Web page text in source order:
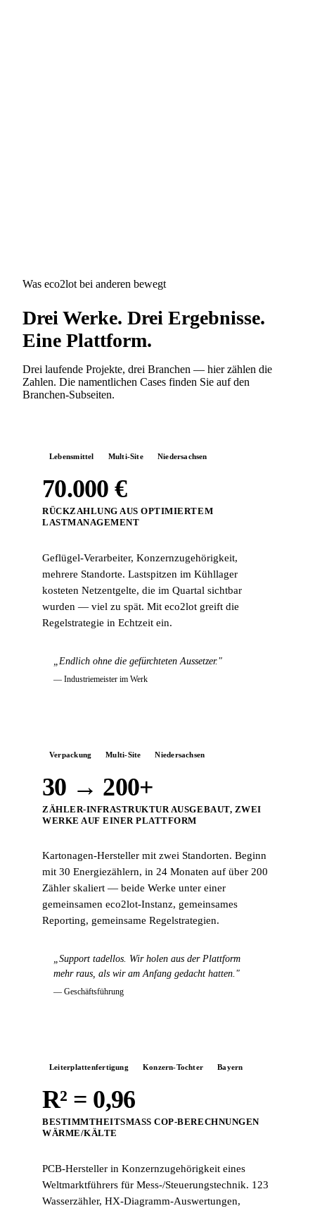
Was eco2lot bei anderen bewegt
Drei Werke. Drei Ergebnisse.
Eine Plattform.
Drei laufende Projekte, drei Branchen — hier zählen die
Zahlen. Die namentlichen Cases finden Sie auf den
Branchen-Subseiten.
Lebensmittel Multi-Site Niedersachsen
70.000 €
RÜCKZAHLUNG AUS OPTIMIERTEM
LASTMANAGEMENT
Geflügel-Verarbeiter, Konzernzugehörigkeit,
mehrere Standorte. Lastspitzen im Kühllager
kosteten Netzentgelte, die im Quartal sichtbar
wurden — viel zu spät. Mit eco2lot greift die
Regelstrategie in Echtzeit ein.
„Endlich ohne die gefürchteten Aussetzer."
— Industriemeister im Werk
Verpackung Multi-Site Niedersachsen
30 → 200+
ZÄHLER-INFRASTRUKTUR AUSGEBAUT, ZWEI
WERKE AUF EINER PLATTFORM
Kartonagen-Hersteller mit zwei Standorten. Beginn
mit 30 Energiezählern, in 24 Monaten auf über 200
Zähler skaliert — beide Werke unter einer
gemeinsamen eco2lot-Instanz, gemeinsames
Reporting, gemeinsame Regelstrategien.
„Support tadellos. Wir holen aus der Plattform
mehr raus, als wir am Anfang gedacht hatten."
— Geschäftsführung
Leiterplattenfertigung Konzern-Tochter Bayern
R² = 0,96
BESTIMMTHEITSMASS COP-BERECHNUNGEN W
ÄRME/KÄLTE
PCB-Hersteller in Konzernzugehörigkeit eines
Weltmarktführers für Mess-/Steuerungstechnik. 123
Wasserzähler, HX-Diagramm-Auswertungen,